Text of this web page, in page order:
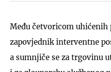
Među četvoricom uhićenih
zapovjednik interventne
a sumnjiče se za trgovinu